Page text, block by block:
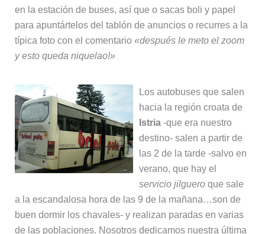
en la estación de buses, así que o sacas boli y papel
para apuntártelos del tablón de anuncios o recurres a la
típica foto con el comentario«después le meto el zoom
y esto queda niquelao!»
Los autobuses que salen
hacia la región croata de
Istria-que era nuestro
destino- salen a partir de
las 2 de la tarde -salvo en
verano, que hay el
servicio jilgueroque sale
a la escandalosa hora de las 9 de la mañana…son de
buen dormir los chavales- y realizan paradas en varias
de las poblaciones. Nosotros dedicamos nuestra última